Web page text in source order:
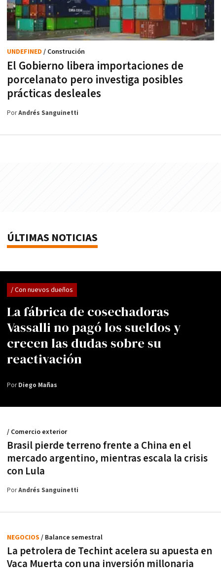
El Gobierno libera importaciones de
porcelanato pero investiga posibles
prácticas desleales
UNDEFINED / Construción
PorAndrés Sanguinetti
ÚLTIMAS NOTICIAS
La fábrica de cosechadoras
Vassalli no pagó los sueldos y
crecen las dudas sobre su
reactivación
/ Con nuevos dueños
PorDiego Mañas
Brasil pierde terreno frente a China en el
mercado argentino, mientras escala la crisis
con Lula
/ Comercio exterior
PorAndrés Sanguinetti
La petrolera de Techint acelera su apuesta en
Vaca Muerta con una inversión millonaria
NEGOCIOS / Balance semestral